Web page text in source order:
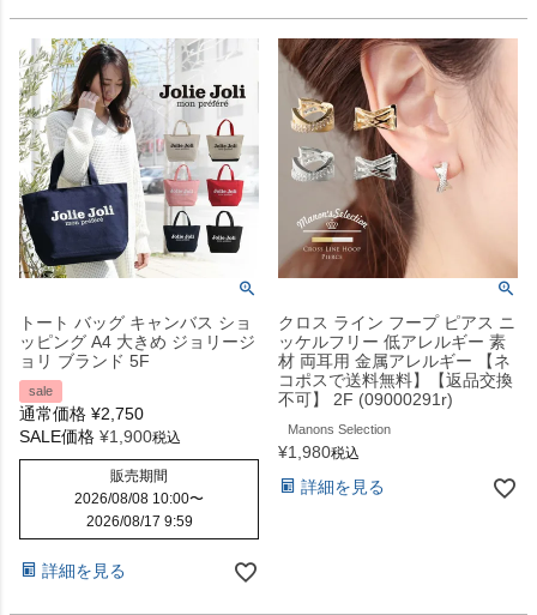
トート バッグ キャンバス ショ
ッピング A4 大きめ ジョリージ
ョリ ブランド 5F
sale
通常価格 ¥2,750
SALE価格 ¥1,900税込
販売期間
2026/08/08 10:00〜
2026/08/17 9:59
詳細を見る
クロス ライン フープ ピアス ニ
ッケルフリー 低アレルギー 素
材 両耳用 金属アレルギー 【ネ
コポスで送料無料】【返品交換
不可】 2F (09000291r)
Manons Selection
¥1,980税込
詳細を見る